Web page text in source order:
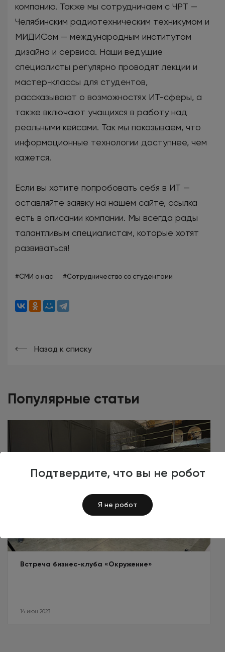
Подтвердите, что вы не робот
Я не робот
компанию. Также мы сотрудничаем с ЧРТ —
Челябинским радиотехническим техникумом и
МИДИСом — международным институтом
дизайна и сервиса. Наши ведущие
специалисты регулярно проводят лекции и
мастер-классы для студентов,
рассказывают о возможностях ИТ-сферы, а
также включают учащихся в работу над
реальными кейсами. Так мы показываем, что
информационные технологии доступнее, чем
кажется.
Если вы хотите попробовать себя в ИТ —
оставляйте заявку на нашем сайте, ссылка
есть в описании компании. Мы всегда рады
талантливым специалистам, которые хотят
развиваться!
#СМИ о нас #Сотрудничество со студентами
Назад к списку
Популярные статьи
Встреча бизнес-клуба «Окружение»
14 июн 2023